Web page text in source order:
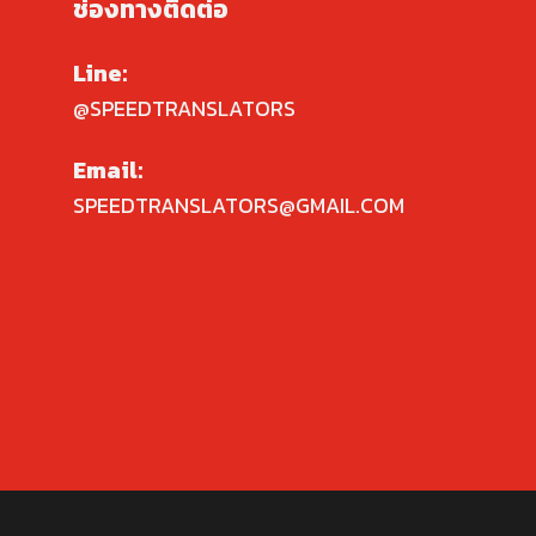
ช่องทางติดต่อ
Line:
@SPEEDTRANSLATORS
Email:
SPEEDTRANSLATORS@GMAIL.COM